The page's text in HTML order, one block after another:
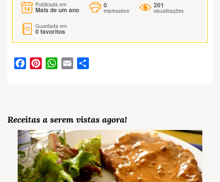
Publicada em
Mais de um ano
0
impressões
201
visualizações
Guardada em
0favoritos
FacebookPinterestWhatsApp
Email
Receitas a serem vistas agora!